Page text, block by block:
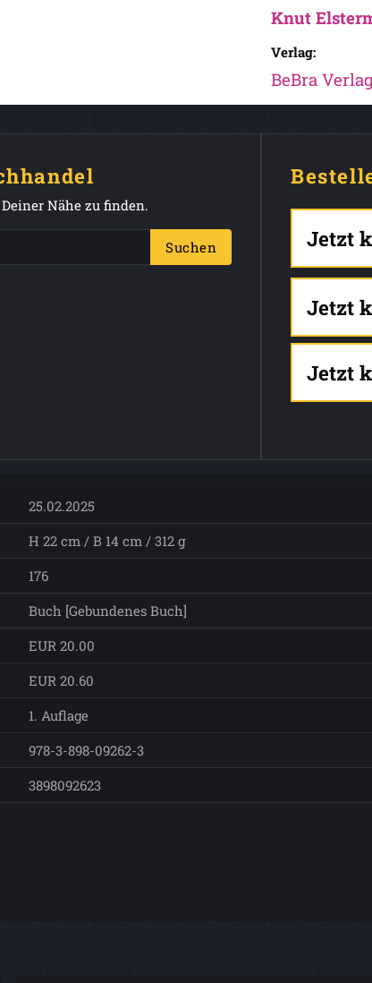
Knut
Verlag:
BeBra
Nähe zu finden.
Suchen Jetzt
Jetzt
Jetzt
25.02.2025
H 22 cm / B 14 cm / 312 g
176
Buch [Gebundenes Buch]
EUR 20.00
EUR 20.60
1. Auflage
978-3-898-09262-3
3898092623